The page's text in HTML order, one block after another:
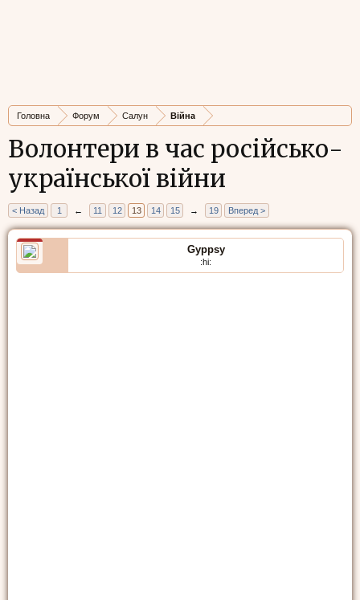
Головна Форум Салун Війна
Волонтери в час російсько-
української війни
< Назад 1 ← 11 12 13 14 15 → 19 Вперед >
Gyppsy
:hi: